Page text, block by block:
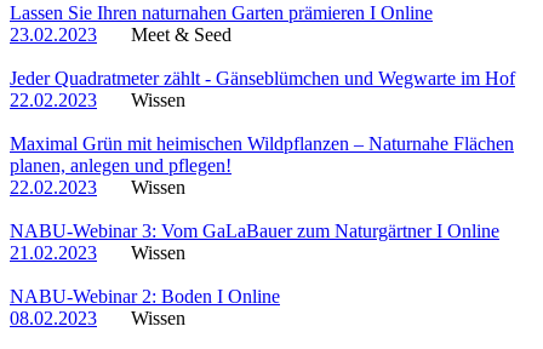
Lassen Sie Ihren naturnahen Garten prämieren I Online
23.02.2023
Meet & Seed
Jeder Quadratmeter zählt - Gänseblümchen und Wegwarte im Hof
22.02.2023
Wissen
Maximal Grün mit heimischen Wildpflanzen – Naturnahe Flächen
planen, anlegen und pflegen!
22.02.2023
Wissen
NABU-Webinar 3: Vom GaLaBauer zum Naturgärtner I Online
21.02.2023
Wissen
NABU-Webinar 2: Boden I Online
08.02.2023
Wissen